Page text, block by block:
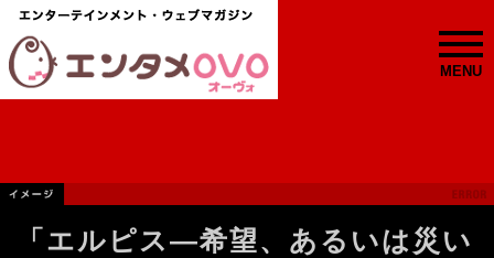
MENU
「エルピス—希望、あるいは災い